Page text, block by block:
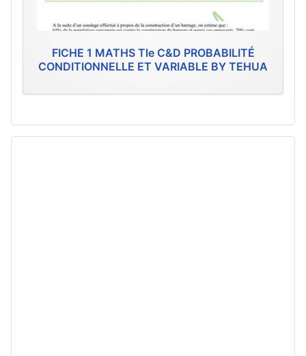
FICHE 1 MATHS Tle C&D PROBABILITÉ
CONDITIONNELLE ET VARIABLE BY TEHUA